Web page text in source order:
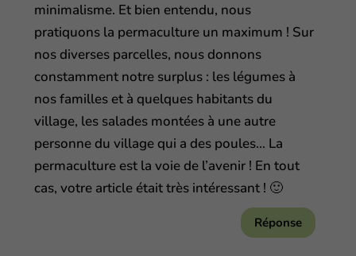
minimalisme. Et bien entendu, nous
pratiquons la permaculture un maximum ! Sur
nos diverses parcelles, nous donnons
constamment notre surplus : les légumes à
nos familles et à quelques habitants du
village, les salades montées à une autre
personne du village qui a des poules… La
permaculture est la voie de l’avenir ! En tout
cas, votre article était très intéressant ! 🙂
Réponse